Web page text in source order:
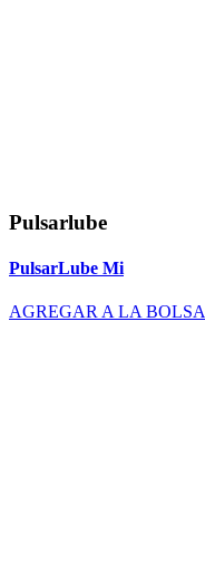
Pulsarlube
PulsarLube Mi
AGREGAR A LA BOLSA